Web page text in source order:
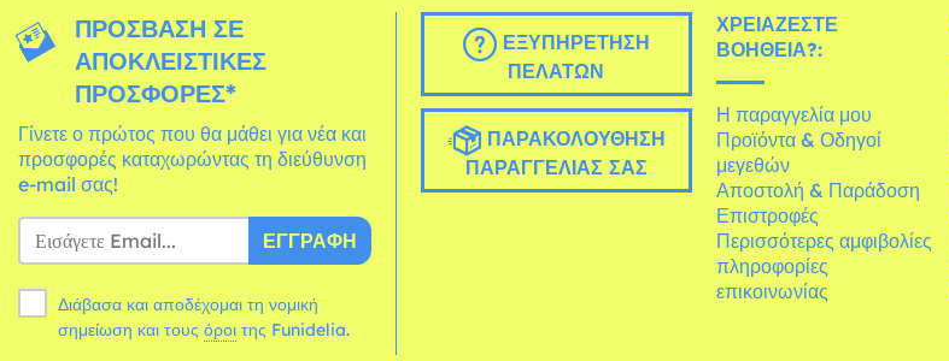
ΠΡΌΣΒΑΣΗ ΣΕ
ΑΠΟΚΛΕΙΣΤΙΚΈΣ
ΠΡΟΣΦΟΡΈΣ*
Γίνετε ο πρώτος που θα μάθει για νέα και
προσφορές καταχωρώντας τη διεύθυνση
e-mail σας!
ΕΓΓΡΑΦΉ
Διάβασα και αποδέχομαι τη νομική
σημείωση και τους όροι της Funidelia.
ΕΞΥΠΗΡΈΤΗΣΗ
ΠΕΛΑΤΏΝ
ΠΑΡΑΚΟΛΟΎΘΗΣΗ
ΠΑΡΑΓΓΕΛΊΑΣ ΣΑΣ
ΧΡΕΙΆΖΕΣΤΕ
ΒΟΉΘΕΙΑ?:
Η παραγγελία μου
Προϊόντα & Οδηγοί
μεγεθών
Αποστολή & Παράδοση
Επιστροφές
Περισσότερες αμφιβολίες
πληροφορίες
επικοινωνίας